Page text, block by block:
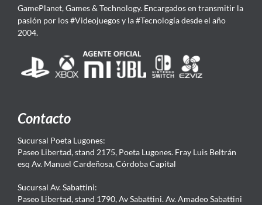
GamePlanet, Games & Technology. Encargados en transmitir la
pasión por los #Videojuegos y la #Tecnología desde el año
2004.
Contacto
Sucursal Poeta Lugones:
Paseo Libertad, stand 2175, Poeta Lugones. Fray Luis Beltrán
esq Av. Manuel Cardeñosa, Córdoba Capital
Sucursal Av. Sabattini:
Paseo Libertad, stand 1790, Av Sabattini. Av. Amadeo Sabattini